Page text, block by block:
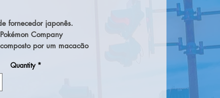
fornecedor japonês.
Company
por um macacão
e umas cuecas de
vichy super estilosas.
de presente, o que o
Quantity *